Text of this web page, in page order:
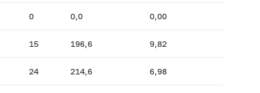
0 0,0 0,00
15 196,6 9,82
24 214,6 6,98